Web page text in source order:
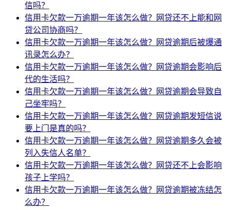
信吗？
信用卡欠款一万逾期一年该怎么做？网贷还不上能和网
贷公司协商吗？
信用卡欠款一万逾期一年该怎么做？网贷逾期后被爆通
讯录怎么办？
信用卡欠款一万逾期一年该怎么做？网贷逾期会影响后
代的生活吗？
信用卡欠款一万逾期一年该怎么做？网贷逾期会导致自
己坐牢吗？
信用卡欠款一万逾期一年该怎么做？网贷逾期发短信说
要上门是真的吗？
信用卡欠款一万逾期一年该怎么做？网贷逾期多久会被
列入失信人名单？
信用卡欠款一万逾期一年该怎么做？网贷还不上会影响
孩子上学吗？
信用卡欠款一万逾期一年该怎么做？网贷逾期被冻结怎
么办？